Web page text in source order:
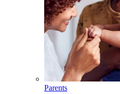
Parents